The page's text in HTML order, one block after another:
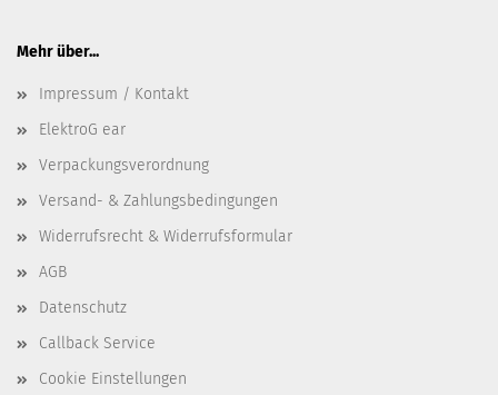
Mehr über...
Impressum / Kontakt
ElektroG ear
Verpackungsverordnung
Versand- & Zahlungsbedingungen
Widerrufsrecht & Widerrufsformular
AGB
Datenschutz
Callback Service
Cookie Einstellungen